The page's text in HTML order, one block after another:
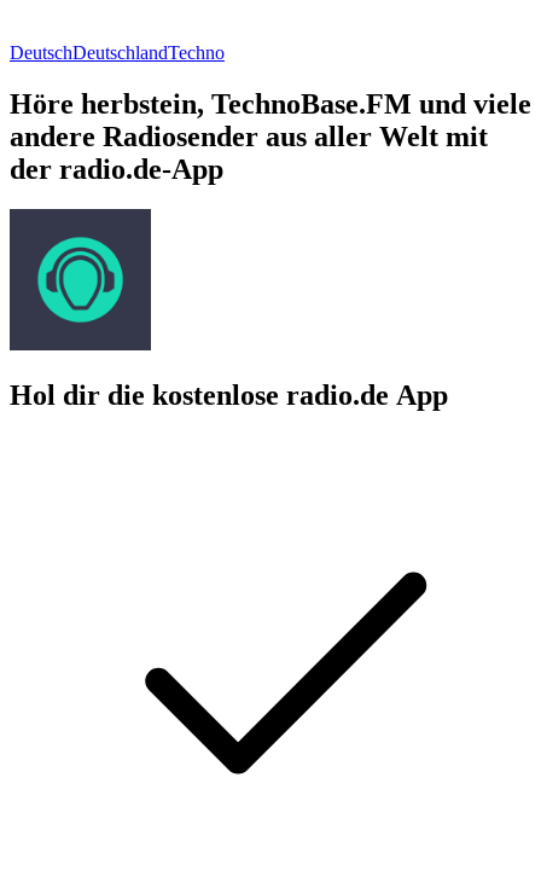
DeutschDeutschlandTechno
Höre herbstein, TechnoBase.FM und viele
andere Radiosender aus aller Welt mit
der radio.de-App
Hol dir die kostenlose radio.de App